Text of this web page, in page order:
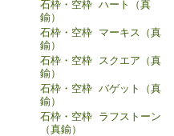
石枠・空枠 ハート（真
鍮）
石枠・空枠 マーキス（真
鍮）
石枠・空枠 スクエア（真
鍮）
石枠・空枠 バゲット（真
鍮）
石枠・空枠 ラフストーン
（真鍮）